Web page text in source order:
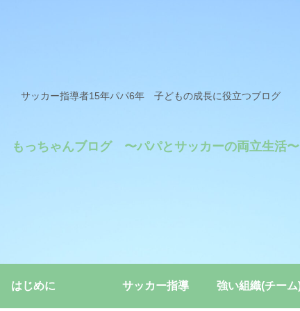
サッカー指導者15年パパ6年 子どもの成長に役立つブログ
もっちゃんブログ 〜パパとサッカーの両立生活〜
はじめに サッカー指導